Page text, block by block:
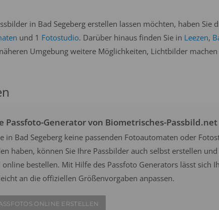
in Bad Segeberg erstellen lassen möchten, haben Sie
und 1 Fotostudio. Darüber hinaus finden Sie in Leezen,
Umgebung weitere Möglichkeiten, Lichtbilder machen
Passfoto-Generator von Biometrisches-Passbild.net
in Bad Segeberg keine passenden Fotoautomaten oder
haben, können Sie Ihre Passbilder auch selbst erstellen
online bestellen. Mit Hilfe des Passfoto Generators lässt sich
an die offiziellen Größenvorgaben anpassen.
ONLINE ERSTELLEN